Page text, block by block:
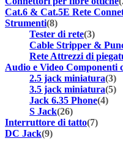
Cat.6 & Cat.5E Rete
Strumenti(8)
Tester di rete(3)
Cable Stripper &
Rete Attrezzi di
Audio e Video Componenti
2.5 jack miniatura(3)
3.5 jack miniatura(5)
Jack 6.35 Phone(4)
S Jack(26)
Interruttore di tatto(7)
DC Jack(9)